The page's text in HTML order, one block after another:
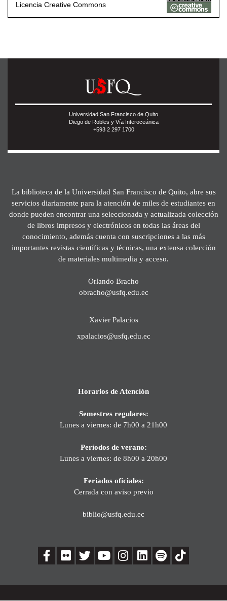
Licencia Creative Commons
Universidad San Francisco de Quito
Diego de Robles y Vía Interoceánica
+593 2 297 1700
La biblioteca de la Universidad San Francisco de Quito, abre sus
servicios diariamente para la atención de miles de estudiantes en
donde pueden encontrar una seleccionada y actualizada colección
de libros impresos y electrónicos en todas las áreas del
conocimiento, además cuenta con suscripciones a las más
importantes revistas científicas y técnicas, una extensa colección
de materiales multimedia y acceso.
Orlando Bracho
obracho@usfq.edu.ec
Xavier Palacios
xpalacios@usfq.edu.ec
Horarios de Atención
Semestres regulares:
Lunes a viernes: de 7h00 a 21h00
Períodos de verano:
Lunes a viernes: de 8h00 a 20h00
Feriados oficiales:
Cerrada con aviso previo
biblio@usfq.edu.ec